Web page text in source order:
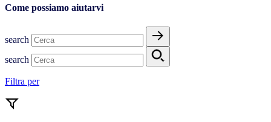
Come possiamo aiutarvi
search
search
Filtra per